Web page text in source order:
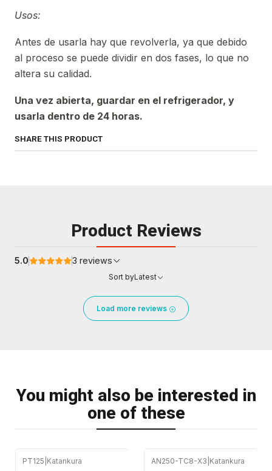
Usos:
Antes de usarla hay que revolverla, ya que debido
al proceso se puede dividir en dos fases, lo que no
altera su calidad.
Una vez abierta, guardar en el refrigerador, y
usarla dentro de 24 horas.
SHARE THIS PRODUCT
Product Reviews
5.0 3 reviews
Sort byLatest
Load more reviews
You might also be interested in
one of these
PT125 Katankura AN250-TC8-X3 Katankura